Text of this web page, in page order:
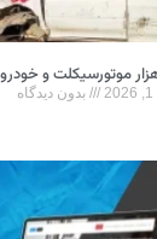
بدون دیدگاه